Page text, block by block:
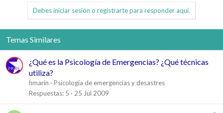
Debes iniciar sesión o registrarte para responder aquí.
Temas Similares
¿Qué es la Psicología de Emergencias? ¿Qué técnicas
utiliza?
hmarin
Psicología de emergencias y desastres
Respuestas 5 25 Jul 2009